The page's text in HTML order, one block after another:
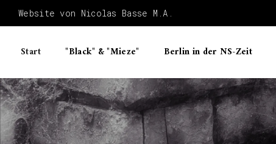
Website von Nicolas Basse M.A.
Start "Black" & "Mieze" Berlin in der NS-Zeit